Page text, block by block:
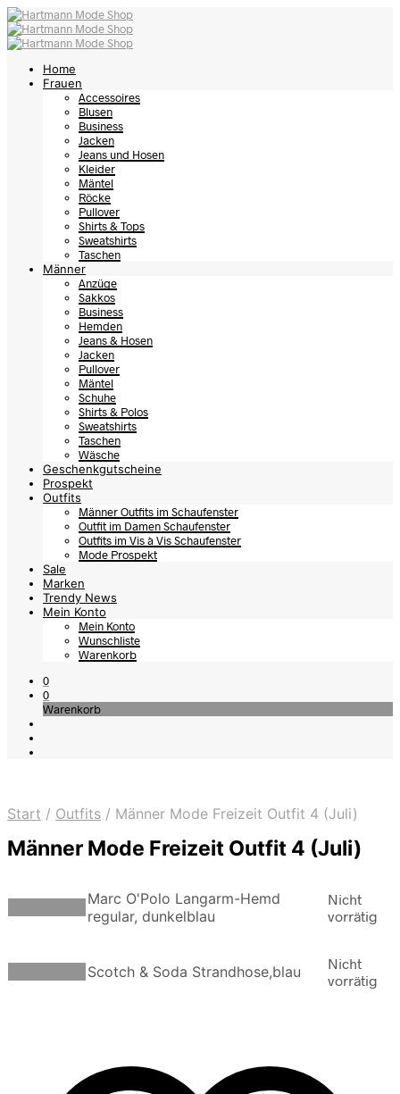
Home
Frauen
Accessoires
Blusen
Business
Jacken
Jeans und Hosen
Kleider
Mäntel
Röcke
Pullover
Shirts & Tops
Sweatshirts
Taschen
Männer
Anzüge
Sakkos
Business
Hemden
Jeans & Hosen
Jacken
Pullover
Mäntel
Schuhe
Shirts & Polos
Sweatshirts
Taschen
Wäsche
Geschenkgutscheine
Prospekt
Outfits
Männer Outfits im Schaufenster
Outfit im Damen Schaufenster
Outfits im Vis à Vis Schaufenster
Mode Prospekt
Sale
Marken
Trendy News
Mein Konto
Mein Konto
Wunschliste
Warenkorb
0
0
Warenkorb
Start / Outfits / Männer Mode Freizeit Outfit 4 (Juli)
Männer Mode Freizeit Outfit 4 (Juli)
Marc O'Polo Langarm-Hemd
regular, dunkelblau
Nicht
vorrätig
Scotch & Soda Strandhose,blau
Nicht
vorrätig